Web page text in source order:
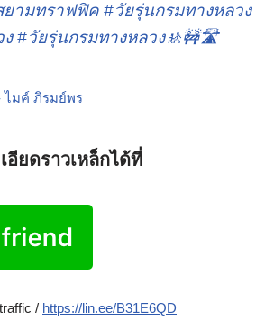
ยามทราฟฟิค #วัยรุ่นกรมทางหลวง
#วัยรุ่นกรมทางหลวง🚸🚧🛣️
ไมค์ ภิรมย์พร
อียดราวเหล็กได้ที่
/ https://lin.ee/B31E6QD